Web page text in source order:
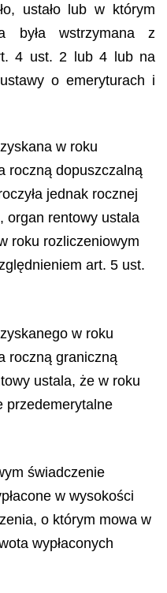
ustało lub w którym
była wstrzymana z
4 ust. 2 lub 4 lub na
o emeryturach i
w roku
roczną dopuszczalną
jednak rocznej
organ rentowy ustala
roku rozliczeniowym
art. 5 ust.
w roku
roczną graniczną
ustala, że w roku
przedemerytalne
świadczenie
w wysokości
o którym mowa w
wypłaconych